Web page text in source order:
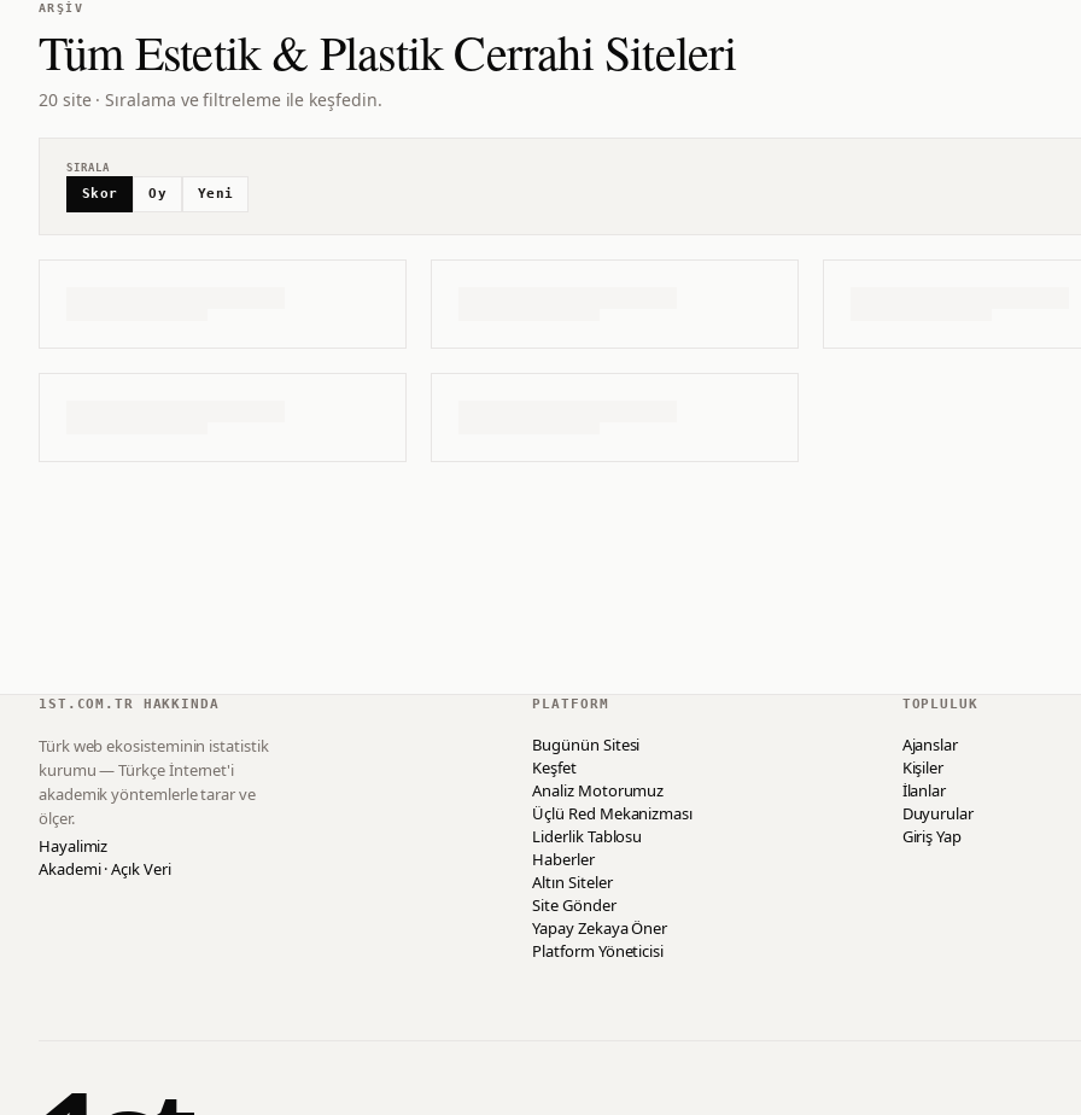
ARŞIV
TümEstetik & Plastik CerrahiSiteleri
20 site · Sıralama ve filtreleme ile keşfedin.
SIRALA
Skor Oy Yeni
1ST.COM.TR HAKKINDA
Türk web ekosisteminin istatistik
kurumu — Türkçe İnternet'i
akademik yöntemlerle tarar ve
ölçer.
Hayalimiz
Akademi · Açık Veri
PLATFORM
Bugünün Sitesi
Keşfet
Analiz Motorumuz
Üçlü Red Mekanizması
Liderlik Tablosu
Haberler
Altın Siteler
Site Gönder
Yapay Zekaya Öner
Platform Yöneticisi
TOPLULUK
Ajanslar
Kişiler
İlanlar
Duyurular
Giriş Yap